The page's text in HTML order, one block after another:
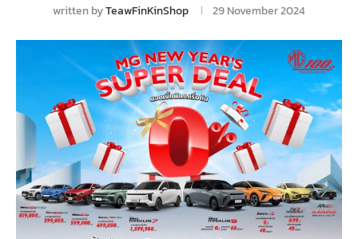
written byTeawFinKinShop 29 November 2024